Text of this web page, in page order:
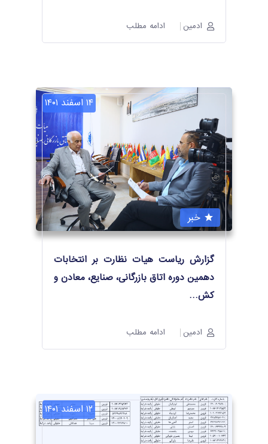
ادمین ادامه مطلب
۱۴ اسفند ۱۴۰۱
خبر
گزارش ریاست هیات نظارت بر انتخابات
دهمین دوره اتاق بازرگانی، صنایع، معادن و
کش…
ادمین ادامه مطلب
۱۲ اسفند ۱۴۰۱